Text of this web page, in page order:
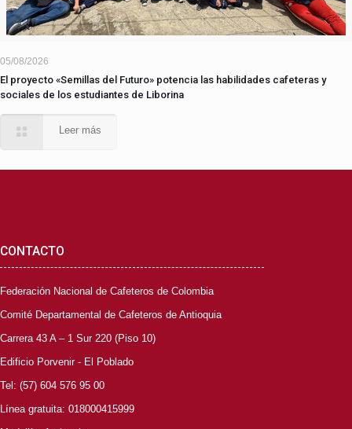
05/08/2026
El proyecto «Semillas del Futuro» potencia las habilidades cafeteras y
sociales de los estudiantes de Liborina
Leer más
CONTACTO
Federación Nacional de Cafeteros de Colombia
Comité Departamental de Cafeteros de Antioquia
Carrera 43 A – 1 Sur 220 (Piso 10)
Edificio Porvenir - El Poblado
Tel: (57) 604 576 95 00
Línea gratuita: 018000415999